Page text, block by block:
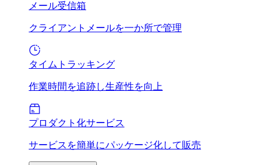
メール受信箱
クライアントメールを一か所で管理
タイムトラッキング
作業時間を追跡し生産性を向上
プロダクト化サービス
サービスを簡単にパッケージ化して販売